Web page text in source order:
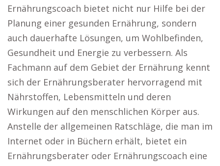
Ernährungscoach bietet nicht nur Hilfe bei der
Planung einer gesunden Ernährung, sondern
auch dauerhafte Lösungen, um Wohlbefinden,
Gesundheit und Energie zu verbessern. Als
Fachmann auf dem Gebiet der Ernährung kennt
sich der Ernährungsberater hervorragend mit
Nährstoffen, Lebensmitteln und deren
Wirkungen auf den menschlichen Körper aus.
Anstelle der allgemeinen Ratschläge, die man im
Internet oder in Büchern erhält, bietet ein
Ernährungsberater oder Ernährungscoach eine